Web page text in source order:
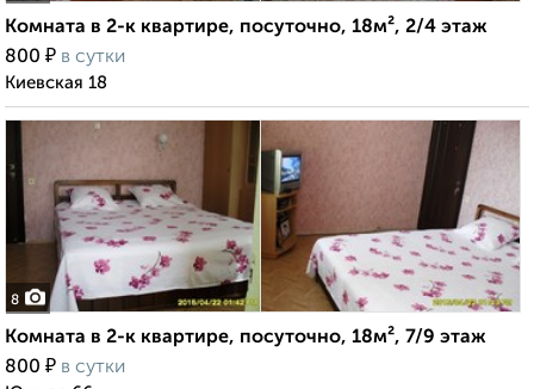
Комната в 2-к квартире, посуточно, 18м², 2/4 этаж
800 ₽ в сутки
Киевская 18
8
Комната в 2-к квартире, посуточно, 18м², 7/9 этаж
800 ₽ в сутки